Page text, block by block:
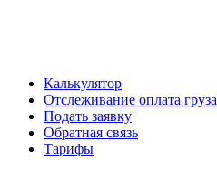
Калькулятор
Отслеживание оплата груза
Подать заявку
Обратная связь
Тарифы